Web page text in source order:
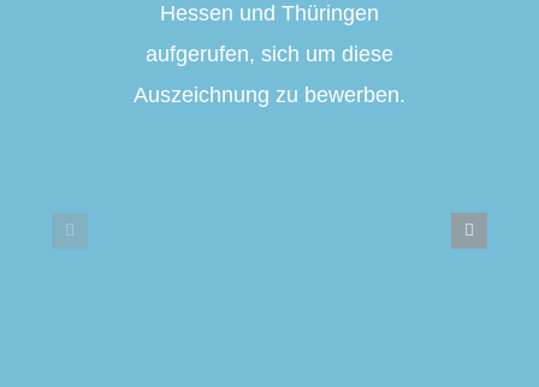
Hessen und Thüringen
aufgerufen, sich um diese
Auszeichnung zu bewerben.